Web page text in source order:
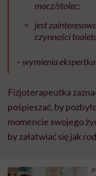
mocz/stolec;
jest
czynności
– wymienia
Fizjoterapeutka
pośpieszać, by
momencie swojego
by załatwiać się jak